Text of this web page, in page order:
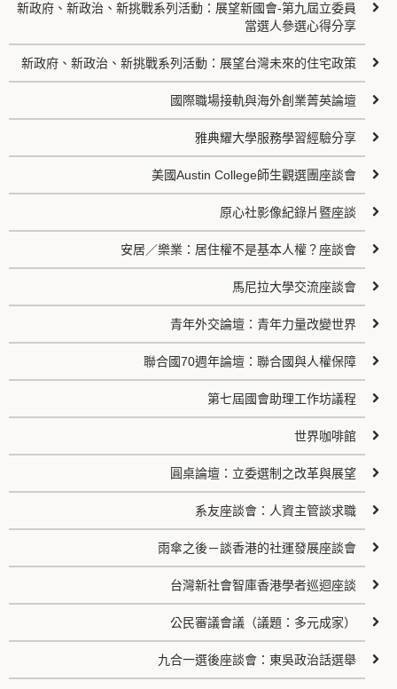
新政府、新政治、新挑戰系列活動：展望新國會-第九屆立委員
當選人參選心得分享
新政府、新政治、新挑戰系列活動：展望台灣未來的住宅政策
國際職場接軌與海外創業菁英論壇
雅典耀大學服務學習經驗分享
美國Austin College師生觀選團座談會
原心社影像紀錄片暨座談
安居／樂業：居住權不是基本人權？座談會
馬尼拉大學交流座談會
青年外交論壇：青年力量改變世界
聯合國70週年論壇：聯合國與人權保障
第七屆國會助理工作坊議程
世界咖啡館
圓桌論壇：立委選制之改革與展望
系友座談會：人資主管談求職
雨傘之後－談香港的社運發展座談會
台灣新社會智庫香港學者巡迴座談
公民審議會議（議題：多元成家）
九合一選後座談會：東吳政治話選舉